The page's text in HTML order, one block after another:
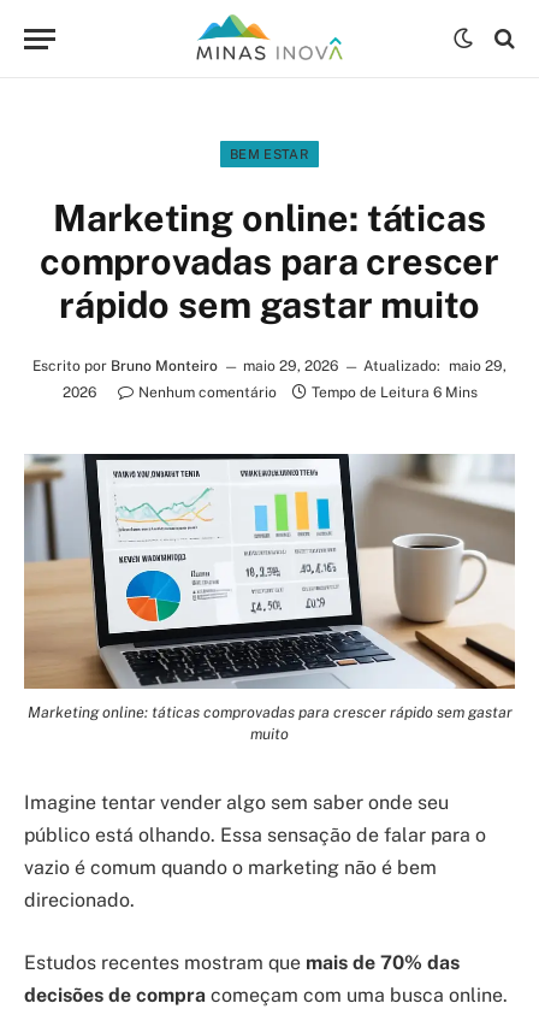
BEM ESTAR
Marketing online: táticas
comprovadas para crescer
rápido sem gastar muito
Escrito por Bruno Monteiro maio 29, 2026 Atualizado:
maio 29,
2026
Nenhum comentário Tempo de Leitura 6 Mins
Marketing online: táticas comprovadas para crescer rápido sem gastar
muito
Imagine tentar vender algo sem saber onde seu
público está olhando. Essa sensação de falar para o
vazio é comum quando o marketing não é bem
direcionado.
Estudos recentes mostram que mais de 70% das
decisões de compra começam com uma busca online.